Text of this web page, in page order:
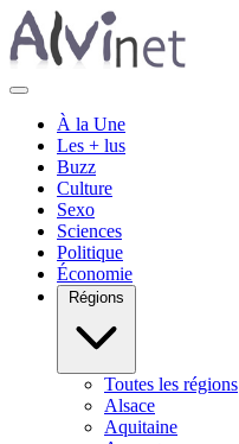
À la Une
Les + lus
Buzz
Culture
Sexo
Sciences
Politique
Économie
Régions
Toutes les régions
Alsace
Aquitaine